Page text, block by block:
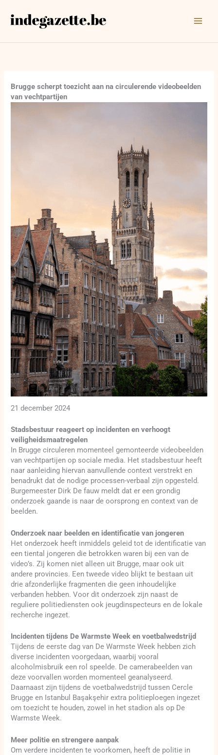
naar
Brugge scherpt toezicht aan na circulerende videobeelden
van vechtpartijen
21 december 2024
Stadsbestuur reageert op incidenten en verhoogt
veiligheidsmaatregelen
In Brugge circuleren momenteel gemonteerde videobeelden
van vechtpartijen op sociale media. Het stadsbestuur heeft
naar aanleiding hiervan aanvullende context verstrekt en
benadrukt dat de nodige processen-verbaal zijn opgesteld.
Burgemeester Dirk De fauw meldt dat er een grondig
onderzoek gaande is naar de oorsprong en context van de
beelden.
Onderzoek naar beelden en identificatie van jongeren
Het onderzoek heeft inmiddels geleid tot de identificatie van
een tiental jongeren die betrokken waren bij een van de
video’s. Zij komen niet alleen uit Brugge, maar ook uit
andere provincies. Een tweede video blijkt te bestaan uit
drie afzonderlijke fragmenten die geen inhoudelijke
verbanden hebben. Voor dit onderzoek zijn naast de
reguliere politiediensten ook jeugdinspecteurs en de lokale
recherche ingezet.
Incidenten tijdens De Warmste Week en voetbalwedstrijd
Tijdens de eerste dag van De Warmste Week hebben zich
diverse incidenten voorgedaan, waarbij vooral
alcoholmisbruik een rol speelde. De camerabeelden van
deze voorvallen worden momenteel geanalyseerd.
Daarnaast zijn tijdens de voetbalwedstrijd tussen Cercle
Brugge en Istanbul Başakşehir extra politieploegen ingezet
om toezicht te houden, zowel in het stadion als op De
Warmste Week.
Meer politie en strengere aanpak
Om verdere incidenten te voorkomen, heeft de politie in